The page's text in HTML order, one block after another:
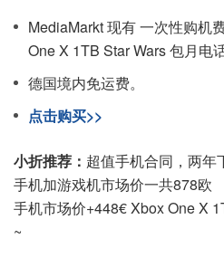
MediaMarkt 现有 一次性购机
One X 1TB Star Wars 包月电
德国境内免运费。
点击购买>>
小折推荐： 超值手机合同，两年
手机加游戏机市场价一共878欧
手机市场价+448€ Xbox One X
~